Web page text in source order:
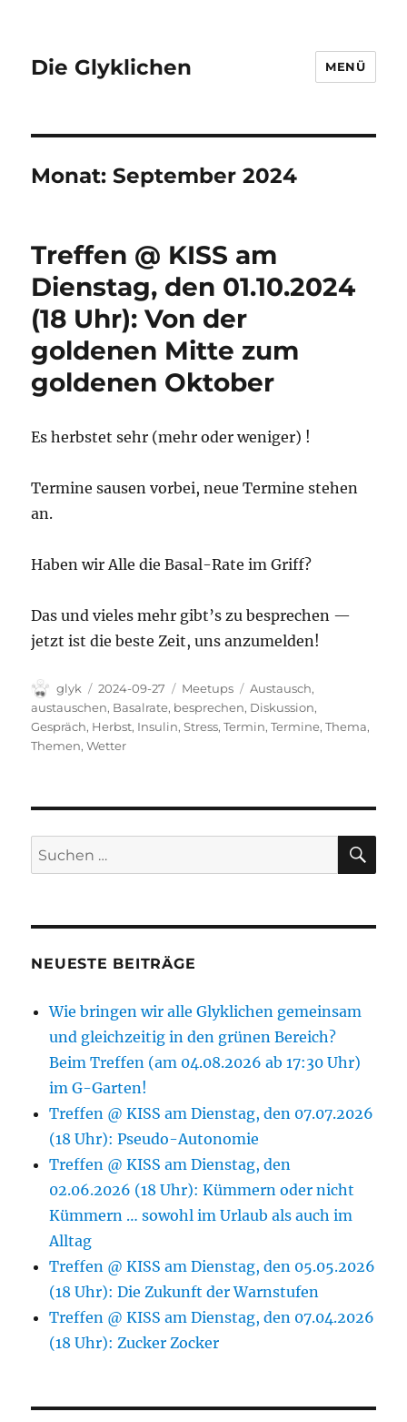
Die Glyklichen MENÜ
Monat:September 2024
Treffen @ KISS am
Dienstag, den 01.10.2024
(18 Uhr): Von der
goldenen Mitte zum
goldenen Oktober
Es herbstet sehr (mehr oder weniger) !
Termine sausen vorbei, neue Termine stehen
an.
Haben wir Alle die Basal-Rate im Griff?
Das und vieles mehr gibt’s zu besprechen —
jetzt ist die beste Zeit, uns anzumelden!
Autor
glyk
Veröffentlicht
am
2024-09-27 Kategorien
Meetups Schlagwörter
Austausch,
austauschen, Basalrate, besprechen, Diskussion,
Gespräch, Herbst, Insulin,Stress,Termin,Termine,Thema,
Themen,Wetter
Suchen
nach:
NEUESTE BEITRÄGE
Wie bringen wir alle Glyklichen gemeinsam
und gleichzeitig in den grünen Bereich?
Beim Treffen (am 04.08.2026 ab 17:30 Uhr)
im G-Garten!
Treffen @ KISS am Dienstag, den 07.07.2026
(18 Uhr): Pseudo-Autonomie
Treffen @ KISS am Dienstag, den
02.06.2026 (18 Uhr): Kümmern oder nicht
Kümmern … sowohl im Urlaub als auch im
Alltag
Treffen @ KISS am Dienstag, den 05.05.2026
(18 Uhr): Die Zukunft der Warnstufen
Treffen @ KISS am Dienstag, den 07.04.2026
(18 Uhr): Zucker Zocker